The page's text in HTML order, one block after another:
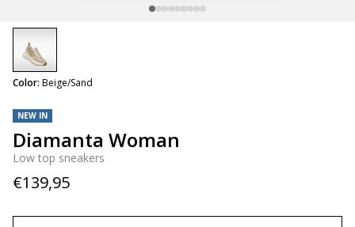
NEW IN
Diamanta Woman
Low top sneakers
€139,95
Color: Beige/Sand
selected